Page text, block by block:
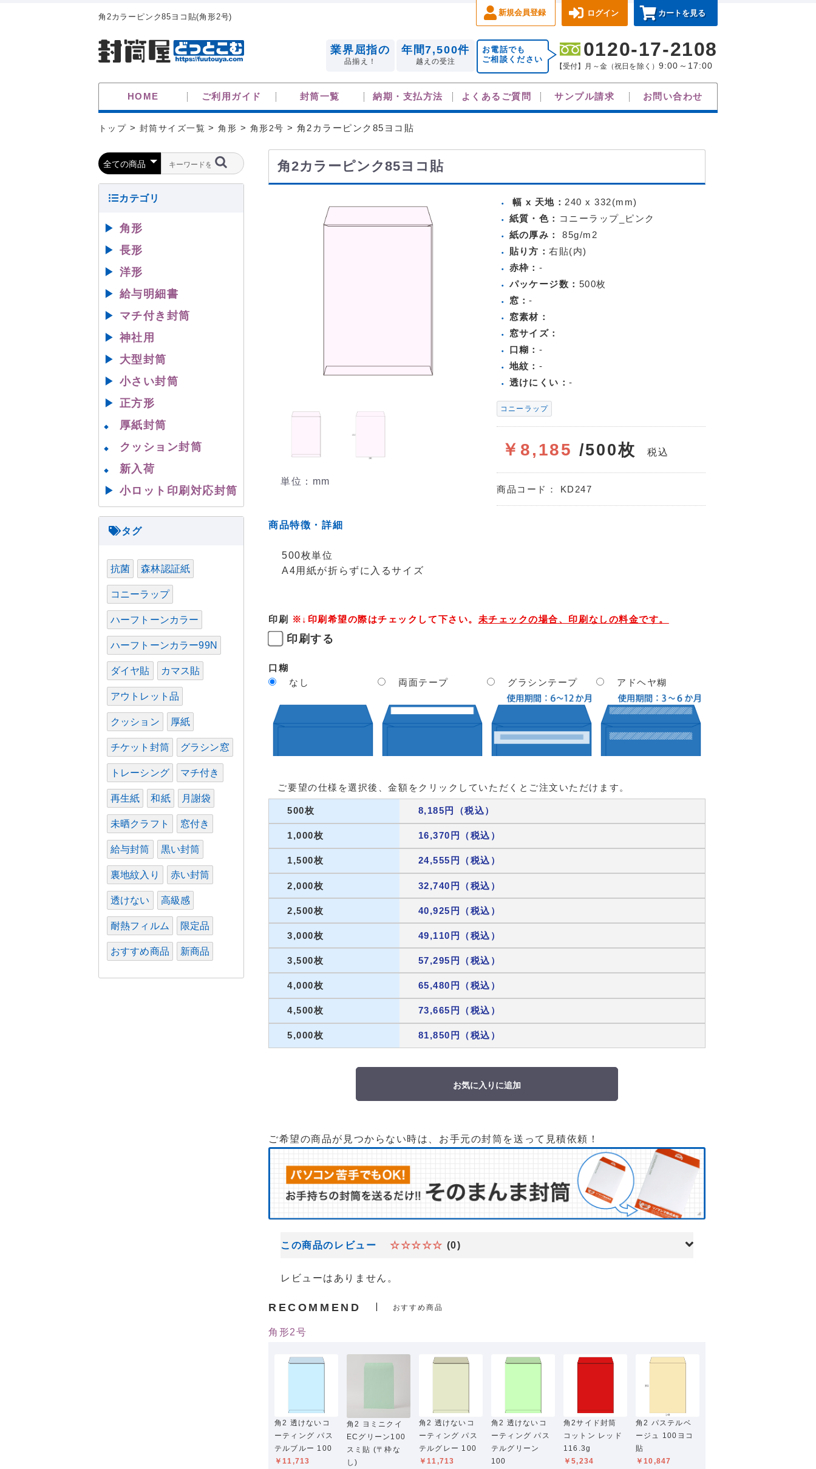
角2カラーピンク85ヨコ貼(角形2号) 新規会員登録 ログイン カートを見る
業界屈指の
品揃え！
年間7,500件
越えの受注
お電話でも
ご相談ください
0120-17-2108
【受付】月～金（祝日を除く）9:00～17:00
HOME ご利用ガイド 封筒一覧 納期・支払方法 よくあるご質問 サンプル請求 お問い合わせ
トップ > 封筒サイズ一覧 >角形 > 角形2号 > 角2カラーピンク85ヨコ貼
角2カラーピンク85ヨコ貼
単位：mm
幅 x 天地： 240 x 332(mm)
紙質・色：
コニーラップ_ピンク
紙の厚み：
85g/m2
貼り方：右貼(内)
赤枠： -
パッケージ数： 500枚
窓：-
窓素材：
窓サイズ：
口糊： -
地紋： -
透けにくい：-
コニーラップ
￥8,185 /500枚 税込
商品コード： KD247
商品特徴・詳細
500枚単位
A4用紙が折らずに入るサイズ
印刷 ※↓印刷希望の際はチェックして下さい。 未チェックの場合、印刷なしの料金です。
印刷する
口糊
なし
両面テープ グラシンテープ アドヘヤ糊
ご要望の仕様を選択後、金額をクリックしていただくとご注文いただけます。
500枚 8,185円（税込）
1,000枚 16,370円（税込）
1,500枚 24,555円（税込）
2,000枚 32,740円（税込）
2,500枚 40,925円（税込）
3,000枚 49,110円（税込）
3,500枚 57,295円（税込）
4,000枚 65,480円（税込）
4,500枚 73,665円（税込）
5,000枚 81,850円（税込）
お気に入りに追加
ご希望の商品が見つからない時は、お手元の封筒を送って見積依頼！
この商品のレビュー ☆☆☆☆☆ (0)
レビューはありません。
RECOMMEND おすすめ商品
角形2号
角2 透けないコ
ーティング パス
テルブルー 100
￥11,713
角2 ヨミニクイ
ECグリーン100
スミ貼 (〒枠な
し)
角2 透けないコ
ーティング パス
テルグレー 100
￥11,713
角2 透けないコ
ーティング パス
テルグリーン
100
角2サイド封筒
コットン レッド
116.3g
￥5,234
角2 パステルベ
ージュ 100ヨコ
貼
￥10,847
▶ 角形
▶ 長形
▶ 洋形
▶ 給与明細書
▶ マチ付き封筒
▶ 神社用
▶ 大型封筒
▶ 小さい封筒
▶ 正方形
◆ 厚紙封筒
◆ クッション封筒
◆
新入荷
▶ 小ロット印刷対応封筒
抗菌 森林認証紙
コニーラップ
ハーフトーンカラー
ハーフトーンカラー99N
ダイヤ貼 カマス貼
アウトレット品
クッション 厚紙
チケット封筒 グラシン窓
トレーシング マチ付き
再生紙 和紙 月謝袋
未晒クラフト 窓付き
給与封筒 黒い封筒
裏地紋入り 赤い封筒
透けない 高級感
耐熱フィルム 限定品
おすすめ商品 新商品